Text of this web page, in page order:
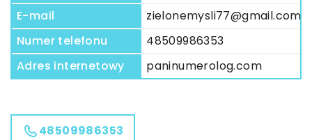
E-mail
zielonemysli77@gmail.com
Numer telefonu
48509986353
Adres internetowy
paninumerolog.com
48509986353